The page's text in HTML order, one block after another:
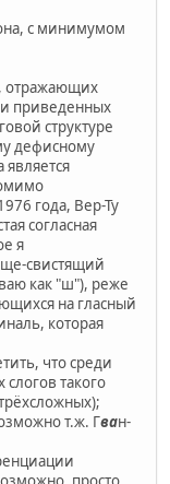
с минимумом
отражающих
и приведенных
структуре
дефисному
года, Вер-Ту
согласная
я
свистящий
как "ш"), реже
на гласный
которая
что среди
такого
т.ж. Гван-